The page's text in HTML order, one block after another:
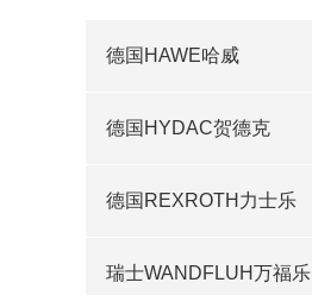
德国HAWE哈威
德国HYDAC贺德克
德国REXROTH力士乐
瑞士WANDFLUH万福乐